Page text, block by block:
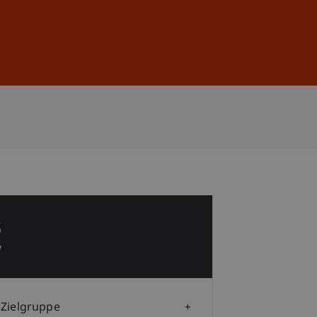
Zielgruppe